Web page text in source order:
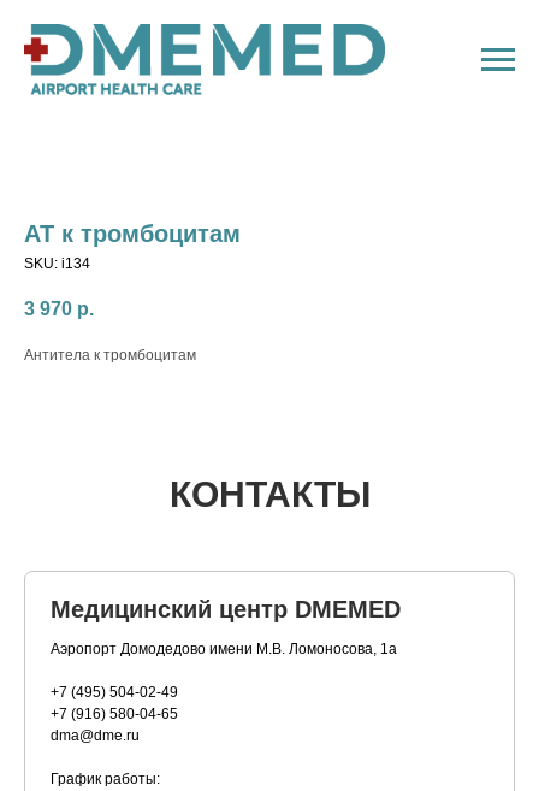
АТ к тромбоцитам
SKU: i134
3 970 р.
Антитела к тромбоцитам
КОНТАКТЫ
Медицинский центр DMEMED
Аэропорт Домодедово имени М.В. Ломоносова, 1а
+7 (495) 504-02-49
+7 (916) 580-04-65
dma@dme.ru
График работы: